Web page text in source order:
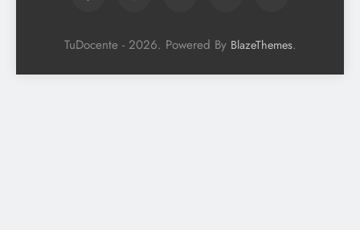
TuDocente - 2026. Powered By BlazeThemes.